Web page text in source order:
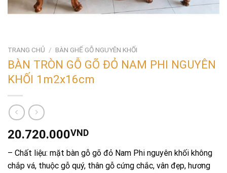
TRANG CHỦ / BÀN GHẾ GỖ NGUYÊN KHỐI
BÀN TRÒN GỖ GÕ ĐỎ NAM PHI NGUYÊN
KHỐI 1m2x16cm
20.720.000VND
– Chất liệu: mặt bàn gỗ gõ đỏ Nam Phi nguyên khối không
chắp vá, thuộc gỗ quý, thân gỗ cứng chắc, vân đẹp, hương